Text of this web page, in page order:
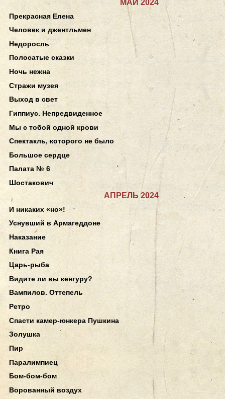
МАЙ 2024
Прекрасная Елена
Человек и джентльмен
Недоросль
Полосатые сказки
Ночь нежна
Стражи музея
Выход в свет
Гиппиус. Непредвиденное
Мы с тобой одной крови
Спектакль, которого не было
Большое сердце
Палата № 6
Шостакович
АПРЕЛЬ 2024
И никаких «но»!
Уснувший в Армагеддоне
Наказание
Книга Рая
Царь-рыба
Видите ли вы кенгуру?
Вампилов. Оттепель
Ретро
Спасти камер-юнкера Пушкина
Золушка
Пир
Паралимпиец
Бом-бом-бом
Ворованный воздух